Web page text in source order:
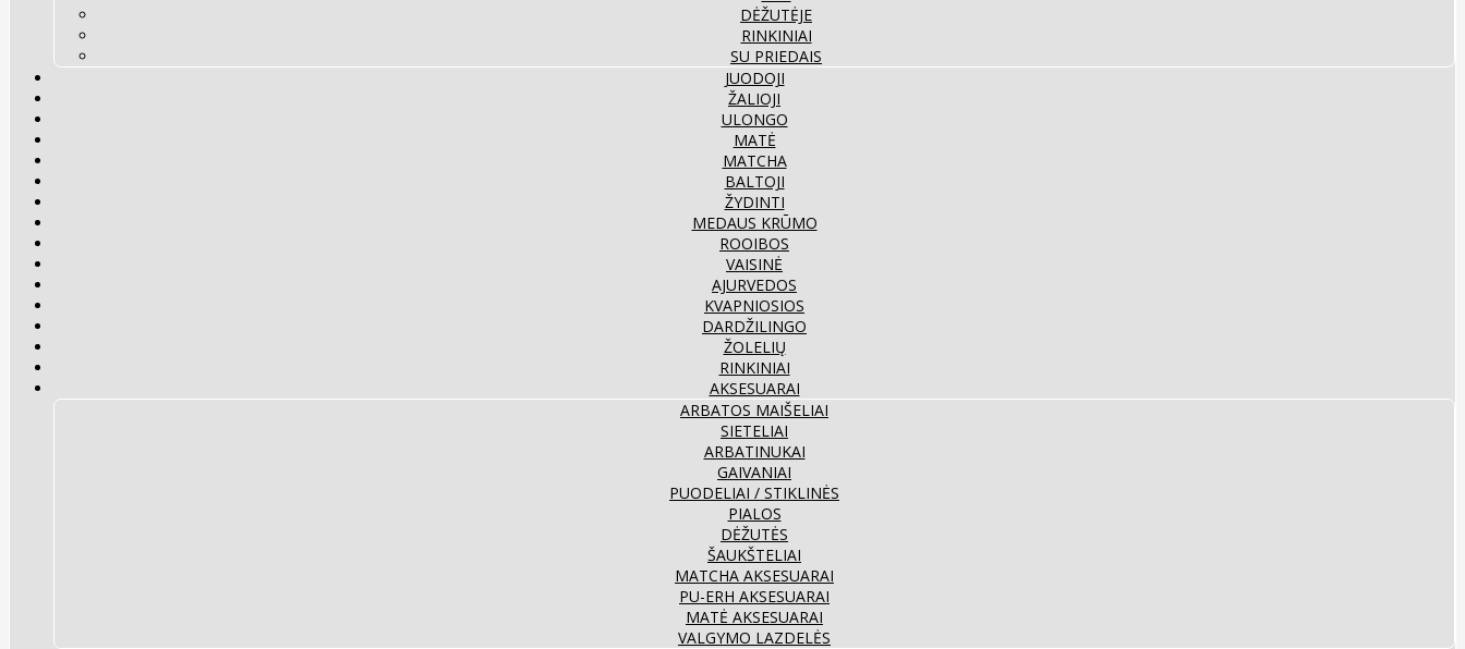
DĖŽUTĖJE
RINKINIAI
SU PRIEDAIS
JUODOJI
ŽALIOJI
ULONGO
MATĖ
MATCHA
BALTOJI
ŽYDINTI
MEDAUS KRŪMO
ROOIBOS
VAISINĖ
AJURVEDOS
KVAPNIOSIOS
DARDŽILINGO
ŽOLELIŲ
RINKINIAI
AKSESUARAI
ARBATOS MAIŠELIAI
SIETELIAI
ARBATINUKAI
GAIVANIAI
PUODELIAI / STIKLINĖS
PIALOS
DĖŽUTĖS
ŠAUKŠTELIAI
MATCHA AKSESUARAI
PU-ERH AKSESUARAI
MATĖ AKSESUARAI
VALGYMO LAZDELĖS